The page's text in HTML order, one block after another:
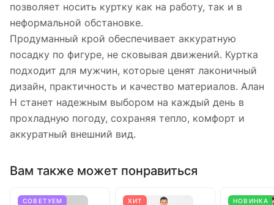
позволяет носить куртку как на работу, так и в
неформальной обстановке.
Продуманный крой обеспечивает аккуратную
посадку по фигуре, не сковывая движений. Куртка
подходит для мужчин, которые ценят лаконичный
дизайн, практичность и качество материалов. Алан
Н станет надежным выбором на каждый день в
прохладную погоду, сохраняя тепло, комфорт и
аккуратный внешний вид.
Вам также может понравиться
СОВЕТУЕМ ХИТ НОВИНКА